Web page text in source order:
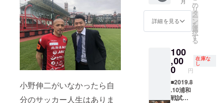
小野伸二がいなかったら自
分のサッカー人生はありま
くださ
い。 8
月10日
ニ
フォー
ムパー
トナー
石屋製
菓株式
会社 株
接この
シート
をお買
い求め
頂いた
のもと
へご挨
拶に伺
いま
す。 ※
ユニ
フォー
ならど
こで
も、河
合竜二
が直接
せて頂
くサッ
カー教
室を開
催しま
す。お
子様の
詳細を見る
の
リ
タ
ー
ン
を
選
択
す
る
100
,00
0 円
在庫な
し
■2019.8
.10浦和
戦試合